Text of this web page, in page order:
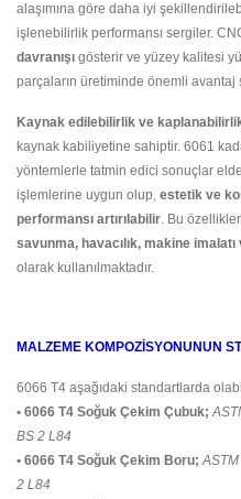
alaşımına göre daha iyi
işlenebilirlik performansı sergiler.
davranışı gösterir ve yüzey kalitesi
parçaların üretiminde önemli avantaj
Kaynak edilebilirlik ve kaplanabilirlik
kaynak kabiliyetine sahiptir. 6061
yöntemlerle tatmin edici sonuçlar
işlemlerine uygun olup, estetik ve
performansı artırılabilir . Bu
savunma, havacılık, makine
olarak kullanılmaktadır.
MALZEME KOMPOZİSYONUNUN
6066 T4 aşağıdaki standartlarda
• 6066 T4 Soğuk Çekim Çubuk;
BS 2 L84
• 6066 T4 Soğuk Çekim Boru;
2 L84